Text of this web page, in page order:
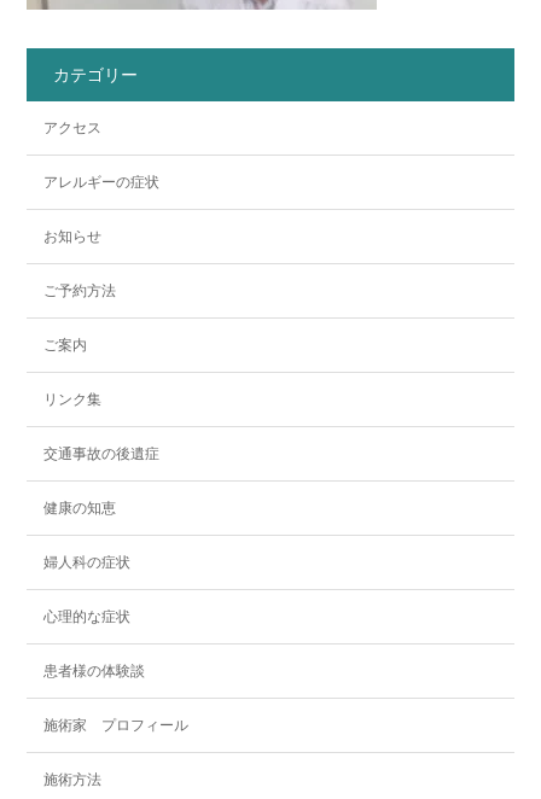
カテゴリー
アクセス
アレルギーの症状
お知らせ
ご予約方法
ご案内
リンク集
交通事故の後遺症
健康の知恵
婦人科の症状
心理的な症状
患者様の体験談
施術家 プロフィール
施術方法